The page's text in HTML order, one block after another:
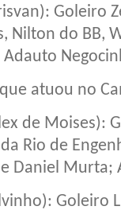
Goleiro
Nilton do BB,
Adauto
atuou no
de Moises):
Rio de
Daniel Murta;
Goleiro